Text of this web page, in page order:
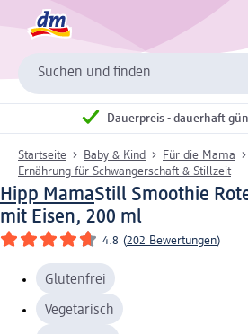
Suchen und finden
Dauerpreis - dauerhaft
Startseite Baby & Kind
Für die Mama
Ernährung für Schwangerschaft & Stillzeit
Hipp MamaStill Smoothie
mit Eisen, 200 ml
4.8 (202 Bewertungen)
Glutenfrei
Vegetarisch